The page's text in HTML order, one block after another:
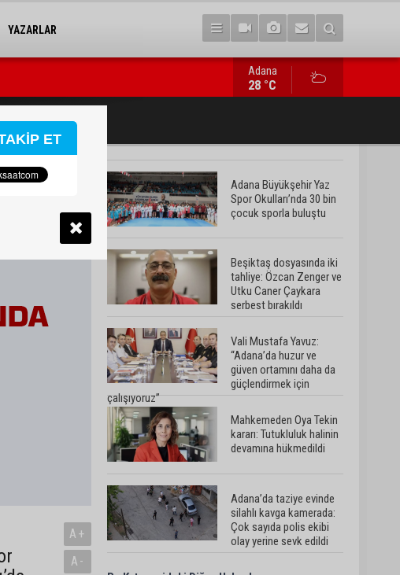
YAZARLAR
Vali Mustafa Yavuz: “Adana’da huzur ve güven ortamını daha
Adana
28 °C
A+
A-
Adana Büyükşehir Yaz
Spor Okulları’nda 30 bin
çocuk sporla buluştu
Beşiktaş dosyasında iki
tahliye: Özcan Zenger ve
Utku Caner Çaykara
serbest bırakıldı
Vali Mustafa Yavuz:
“Adana’da huzur ve
güven ortamını daha da
güçlendirmek için
çalışıyoruz”
Mahkemeden Oya Tekin
kararı: Tutukluluk halinin
devamına hükmedildi
Adana’da taziye evinde
silahlı kavga kamerada:
Çok sayıda polis ekibi
olay yerine sevk edildi
ET